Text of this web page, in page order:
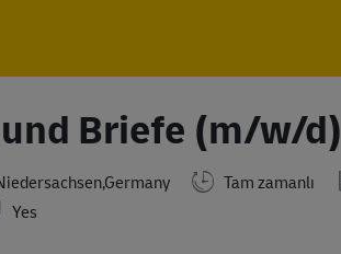
Briefe (m/w/d)
Tam zamanlı
Yes